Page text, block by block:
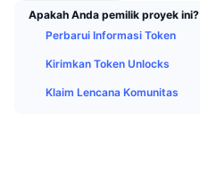
Apakah Anda pemilik proyek ini?
Perbarui Informasi Token
Kirimkan Token Unlocks
Klaim Lencana Komunitas